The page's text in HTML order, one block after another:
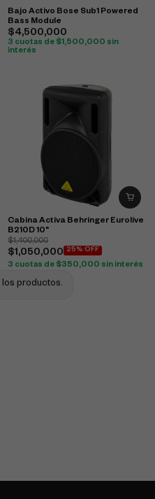
Bajo Activo Bose Sub1 Powered
Bass Module
$4,500,000
3 cuotas de $1,500,000 sin
interés
Cabina Activa Behringer Eurolive
B210D 10"
$1,400,000
$1,050,000 25% OFF
3 cuotas de $350,000 sin interés
productos.